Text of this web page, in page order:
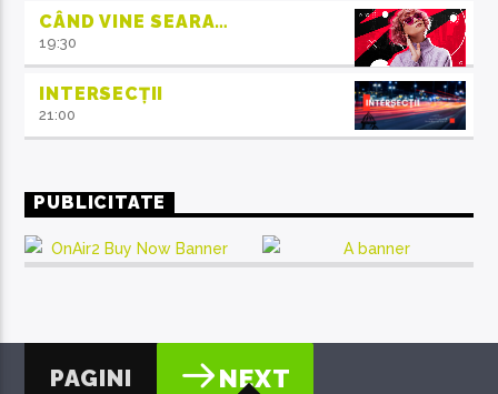
CÂND VINE SEARA…
19:30
INTERSECȚII
21:00
PUBLICITATE
PAGINI NEXT